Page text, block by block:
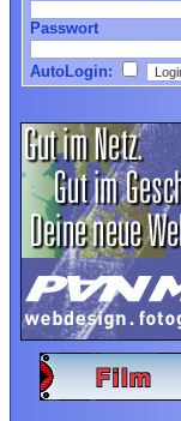
Passwort
AutoLogin: